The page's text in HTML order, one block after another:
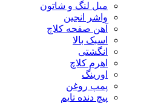
میل لنگ و شاتون
واشر انجین
آهن صفحه کلاچ
اسبک بالا
انگشتی
اهرم کلاچ
اورینگ
پمپ روغن
پیچ دنده تایم